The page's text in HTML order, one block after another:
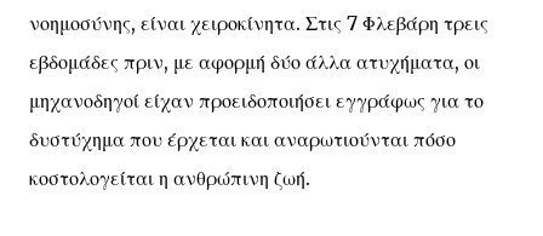
νοημοσύνης, είναι χειροκίνητα. Στις 7 Φλεβάρη τρεις
εβδομάδες πριν, με αφορμή δύο άλλα ατυχήματα, οι
μηχανοδηγοί είχαν προειδοποιήσει εγγράφως για το
δυστύχημα που έρχεται και αναρωτιούνται πόσο
κοστολογείται η ανθρώπινη ζωή.